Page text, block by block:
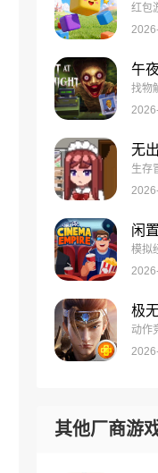
红包
午
找物
无
生存
闲
模拟
极
动作
其他厂商游